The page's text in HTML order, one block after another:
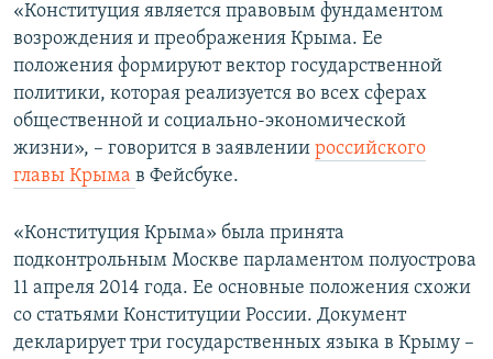
«Конституция является правовым фундаментом
возрождения и преображения Крыма. Ее
положения формируют вектор государственной
политики, которая реализуется во всех сферах
общественной и социально-экономической
жизни», – говорится в заявлении российского
главы Крыма в Фейсбуке.
«Конституция Крыма» была принята
подконтрольным Москве парламентом полуострова
11 апреля 2014 года. Ее основные положения схожи
со статьями Конституции России. Документ
декларирует три государственных языка в Крыму –